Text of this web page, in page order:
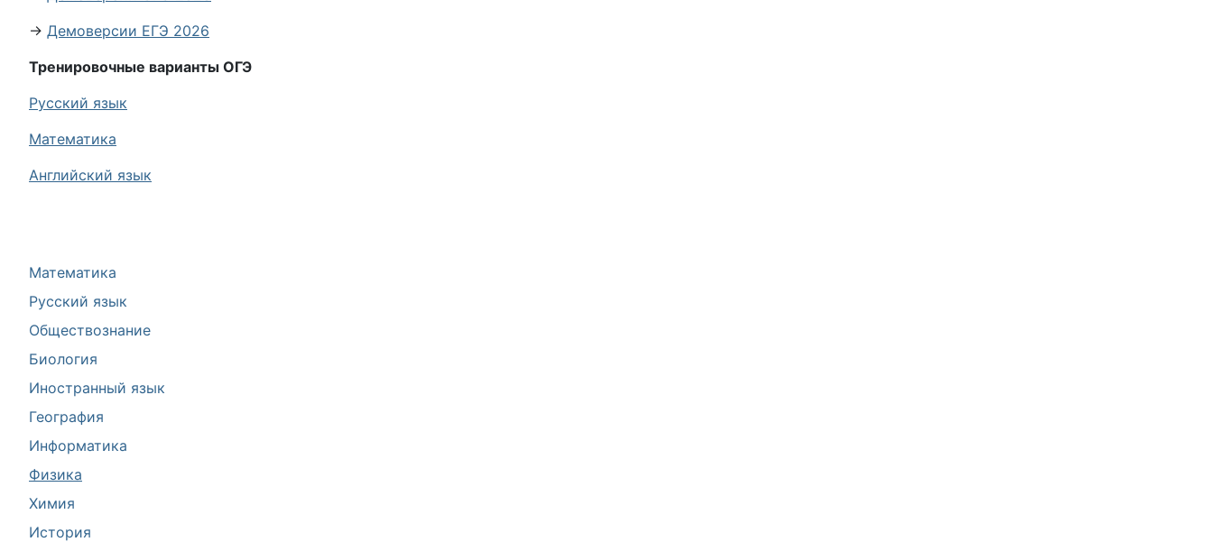
Математика
Русский язык
Обществознание
Биология
Иностранный язык
География
Информатика
Физика
Химия
История
→ Демоверсии ЕГЭ 2026
Тренировочные варианты ОГЭ
Русский язык
Математика
Английский язык